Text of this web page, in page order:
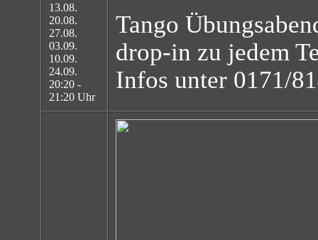
13.08.
20.08.
27.08.
03.09.
10.09.
24.09.
20:20 -
21:20 Uhr
Tango
drop-in zu jedem
Infos unter 0171/